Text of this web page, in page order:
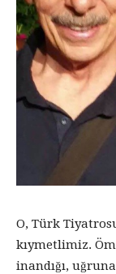
O, Türk
kıymetlimiz.
inandığı,